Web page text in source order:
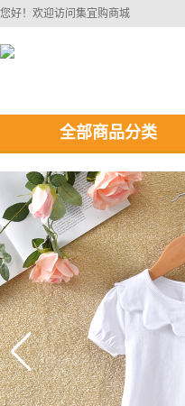
您好！欢迎访问集宜购商城
全部商品分类